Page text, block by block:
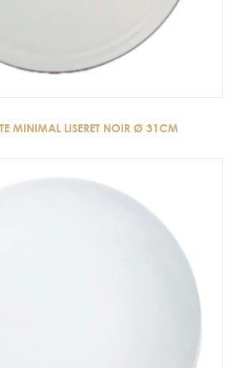
MINIMAL LISERET NOIR Ø 31CM